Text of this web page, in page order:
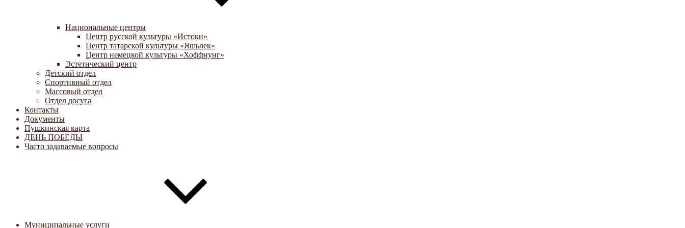
Национальные центры
Центр русской культуры «Истоки»
Центр татарской культуры «Яшьлек»
Центр немецкой культуры «Хоффнунг»
Эстетический центр
Детский отдел
Спортивный отдел
Массовый отдел
Отдел досуга
Контакты
Документы
Пушкинская карта
ДЕНЬ ПОБЕДЫ
Часто задаваемые вопросы
Муниципальные услуги